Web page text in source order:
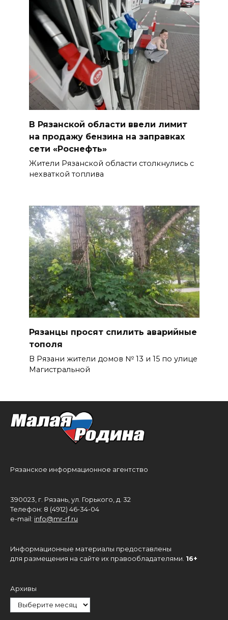
В Рязанской области ввели лимит
на продажу бензина на заправках
сети «Роснефть»
Жители Рязанской области столкнулись с
нехваткой топлива
Рязанцы просят спилить аварийные
тополя
В Рязани жители домов № 13 и 15 по улице
Магистральной
Рязанское информационное агентство
390023, г. Рязань, ул. Горького, д. 32
Телефон: 8 (4912) 46-34-04
e-mail: info@mr-rf.ru
Информационные материалы предоставлены
для размещения на сайте их правообладателями. 16+
Архивы